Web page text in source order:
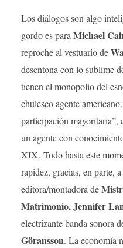
Los diálogos son algo
gordo es para Michael
reproche al vestuario de
desentona con lo sublime
tienen el monopolio del
chulesco agente
participación mayoritaria”,
un agente con
XIX. Todo hasta este
rapidez, gracias, en parte,
editora/montadora de
Matrimonio,Jennifer
electrizante banda sonora
Göransson. La economía